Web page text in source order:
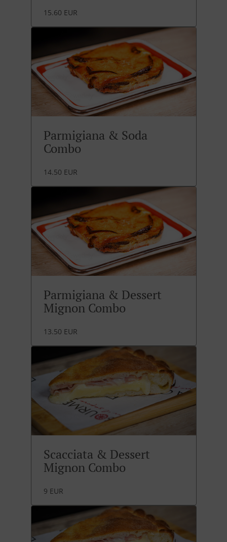
15.60 EUR
Parmigiana & Soda
Combo
14.50 EUR
Parmigiana & Dessert
Mignon Combo
13.50 EUR
Scacciata & Dessert
Mignon Combo
9 EUR